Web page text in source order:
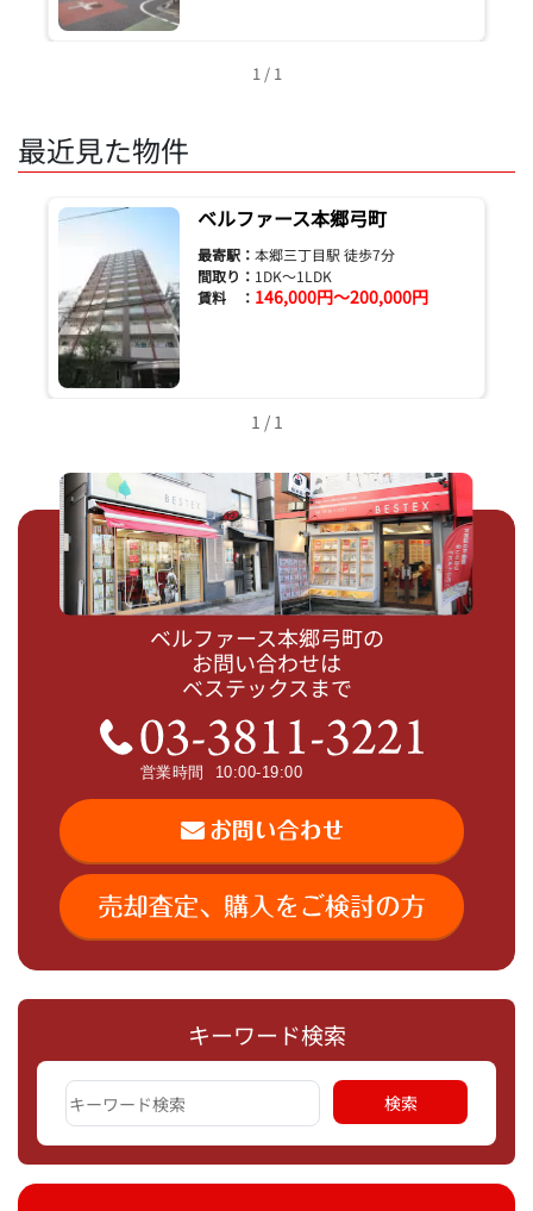
キーワード検索
1 / 1
最近見た物件
ベルファース本郷弓町
最寄駅： 本郷三丁目駅 徒歩7分
間取り： 1DK～1LDK
賃料 ： 146,000円～200,000円
1 / 1
ベルファース本郷弓町の
お問い合わせは
ベステックスまで